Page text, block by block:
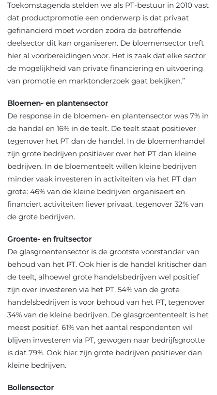
Toekomstagenda stelden we als PT-bestuur in 2010 vast
dat productpromotie een onderwerp is dat privaat
gefinancierd moet worden zodra de betreffende
deelsector dit kan organiseren. De bloemensector treft
hier al voorbereidingen voor. Het is zaak dat elke sector
de mogelijkheid van private financiering en uitvoering
van promotie en marktonderzoek gaat bekijken.”
Bloemen- en plantensector
De response in de bloemen- en plantensector was 7% in
de handel en 16% in de teelt. De teelt staat positiever
tegenover het PT dan de handel. In de bloemenhandel
zijn grote bedrijven positiever over het PT dan kleine
bedrijven. In de bloementeelt willen kleine bedrijven
minder vaak investeren in activiteiten via het PT dan
grote: 46% van de kleine bedrijven organiseert en
financiert activiteiten liever privaat, tegenover 32% van
de grote bedrijven.
Groente- en fruitsector
De glasgroentensector is de grootste voorstander van
behoud van het PT. Ook hier is de handel kritischer dan
de teelt, alhoewel grote handelsbedrijven wel positief
zijn over investeren via het PT. 54% van de grote
handelsbedrijven is voor behoud van het PT, tegenover
34% van de kleine bedrijven. De glasgroententeelt is het
meest positief. 61% van het aantal respondenten wil
blijven investeren via PT, gewogen naar bedrijfsgrootte
is dat 79%. Ook hier zijn grote bedrijven positiever dan
kleine bedrijven.
Bollensector